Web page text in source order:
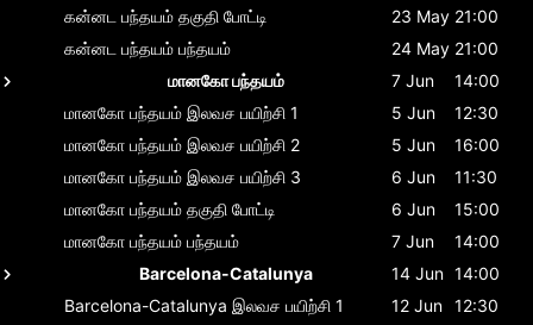
கன்னட பந்தயம் தகுதி போட்டி 23 May 21:00
கன்னட பந்தயம் பந்தயம் 24 May 21:00
மானகோ பந்தயம்
7 Jun
14:00
மானகோ பந்தயம் இலவச பயிற்சி 1 5 Jun
12:30
மானகோ பந்தயம் இலவச பயிற்சி 2 5 Jun
16:00
மானகோ பந்தயம் இலவச பயிற்சி 3 6 Jun
11:30
மானகோ பந்தயம் தகுதி போட்டி 6 Jun
15:00
மானகோ பந்தயம் பந்தயம் 7 Jun
14:00
Barcelona-Catalunya
14 Jun 14:00
Barcelona-Catalunya இலவச பயிற்சி 1 12 Jun 12:30